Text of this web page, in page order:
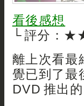
看後感想
└ 評分：
離上次看最
覺已到了最
DVD 推出的